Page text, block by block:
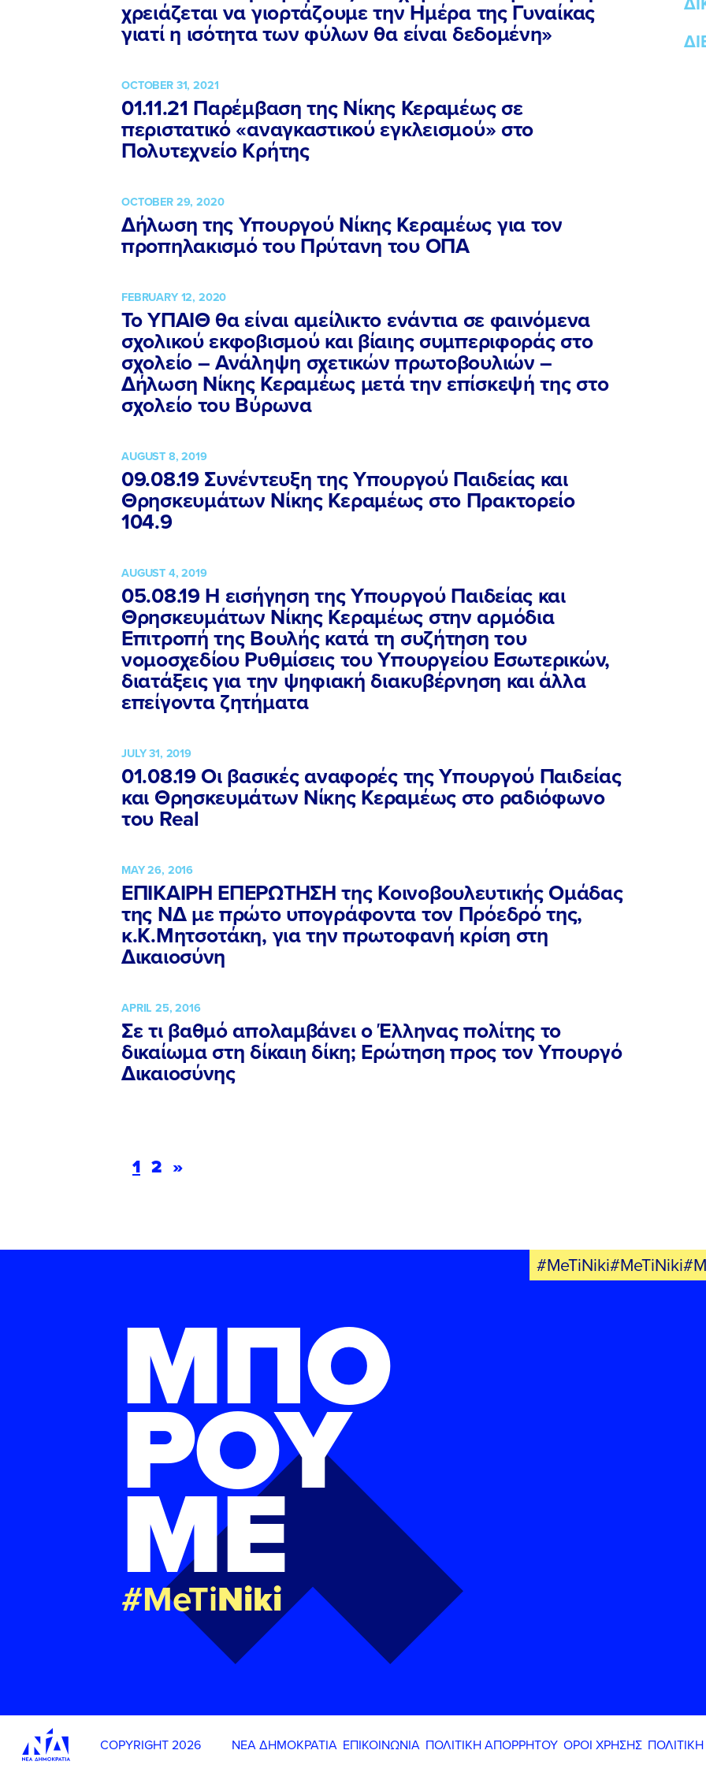
ΠΟΙΑ ΕΙΜΑΙ
ΕΚΔΗΛΩΣΕΙΣ
ΕΛΑ ΚΙ ΕΣΥ
χρειάζεται να γιορτάζουμε την Ημέρα της Γυναίκας
γιατί η ισότητα των φύλων θα είναι δεδομένη»
OCTOBER 31, 2021
01.11.21 Παρέμβαση της Νίκης Κεραμέως σε
περιστατικό «αναγκαστικού εγκλεισμού» στο
Πολυτεχνείο Κρήτης
OCTOBER 29, 2020
Δήλωση της Υπουργού Νίκης Κεραμέως για τον
προπηλακισμό του Πρύτανη του ΟΠΑ
FEBRUARY 12, 2020
Το ΥΠΑΙΘ θα είναι αμείλικτο ενάντια σε φαινόμενα
σχολικού εκφοβισμού και βίαιης συμπεριφοράς στο
σχολείο – Ανάληψη σχετικών πρωτοβουλιών –
Δήλωση Νίκης Κεραμέως μετά την επίσκεψή της στο
σχολείο του Βύρωνα
AUGUST 8, 2019
09.08.19 Συνέντευξη της Υπουργού Παιδείας και
Θρησκευμάτων Νίκης Κεραμέως στο Πρακτορείο
104.9
AUGUST 4, 2019
05.08.19 Η εισήγηση της Υπουργού Παιδείας και
Θρησκευμάτων Νίκης Κεραμέως στην αρμόδια
Επιτροπή της Βουλής κατά τη συζήτηση του
νομοσχεδίου Ρυθμίσεις του Υπουργείου Εσωτερικών,
διατάξεις για την ψηφιακή διακυβέρνηση και άλλα
επείγοντα ζητήματα
JULY 31, 2019
01.08.19 Οι βασικές αναφορές της Υπουργού Παιδείας
και Θρησκευμάτων Νίκης Κεραμέως στο ραδιόφωνο
του Real
MAY 26, 2016
ΕΠΙΚΑΙΡΗ ΕΠΕΡΩΤΗΣΗ της Κοινοβουλευτικής Ομάδας
της ΝΔ με πρώτο υπογράφοντα τον Πρόεδρό της,
κ.Κ.Μητσοτάκη, για την πρωτοφανή κρίση στη
Δικαιοσύνη
APRIL 25, 2016
Σε τι βαθμό απολαμβάνει ο Έλληνας πολίτης το
δικαίωμα στη δίκαιη δίκη; Ερώτηση προς τον Υπουργό
Δικαιοσύνης
1 2 »
ΜΠΟ
ΡΟΥ
ΜΕ
#MeTiNiki
COPYRIGHT 2026 ΝΕΑ ΔΗΜΟΚΡΑΤΙΑ ΕΠΙΚΟΙΝΩΝΙΑ ΠΟΛΙΤΙΚΗ ΑΠΟΡΡΗΤΟΥ ΟΡΟΙ ΧΡΗΣΗΣ ΠΟΛΙΤΙΚΗ